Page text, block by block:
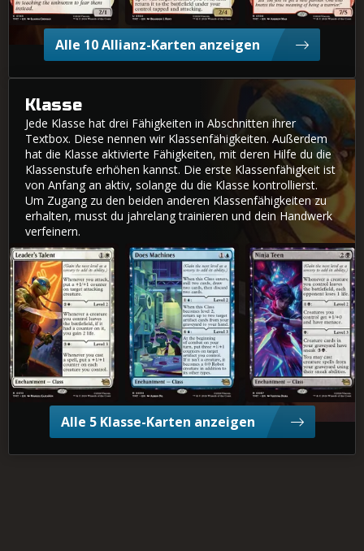
Alle 10 Allianz-Karten anzeigen
Klasse
Jede Klasse hat drei Fähigkeiten in Abschnitten ihrer
Textbox. Diese nennen wir Klassenfähigkeiten. Außerdem
hat die Klasse aktivierte Fähigkeiten, mit deren Hilfe du die
Klassenstufe erhöhen kannst. Die erste Klassenfähigkeit ist
von Anfang an aktiv, solange du die Klasse kontrollierst.
Um Zugang zu den beiden anderen Klassenfähigkeiten zu
erhalten, musst du jahrelang trainieren und dein Handwerk
verfeinern.
Führungstalent Auf die Schnelle, immer helle! Ninja-Jugendliche
Alle 5 Klasse-Karten anzeigen